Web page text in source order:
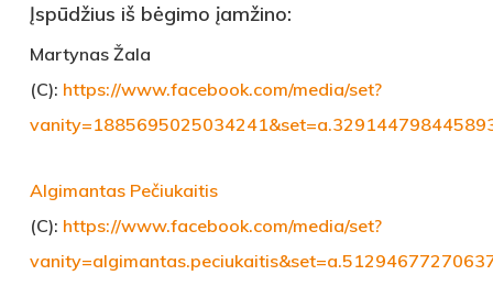
Įspūdžius iš bėgimo įamžino:
Martynas Žala
(C): https://www.facebook.com/media/set?
Algimantas Pečiukaitis
(C): https://www.facebook.com/media/set?